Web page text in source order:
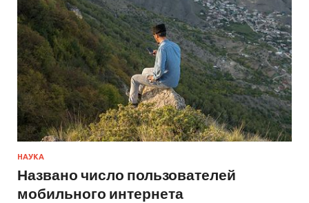
НАУКА
Названо число пользователей
мобильного интернета